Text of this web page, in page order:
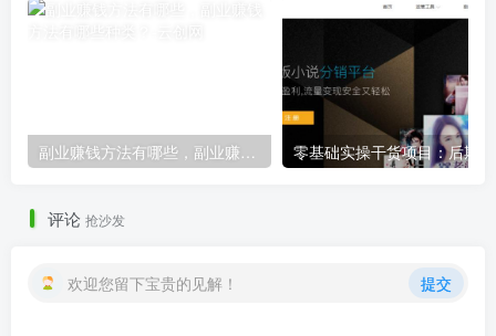
评论 抢沙发
欢迎您留下宝贵的见解！ 提交